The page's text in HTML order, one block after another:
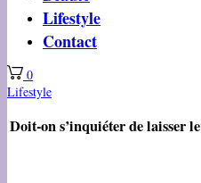
Lifestyle
Contact
0
Lifestyle
Doit-on s’inquiéter de laisser